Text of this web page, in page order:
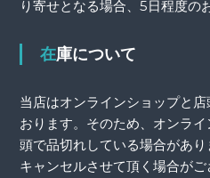
り寄せとなる場合、5日程度の
在庫について
当店はオンラインショップと
おります。そのため、オンラ
頭で品切れしている場合があ
キャンセルさせて頂く場合が